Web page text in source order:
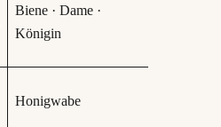
Biene · Dame ·
Königin
Honigwabe